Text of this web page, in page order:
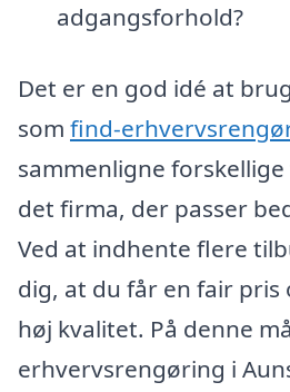
adgangsforhold?
Det er en god idé at
som find-
sammenligne
det firma, der passer
Ved at indhente flere
dig, at du får en fair pris
høj kvalitet. På denne
erhvervsrengøring i